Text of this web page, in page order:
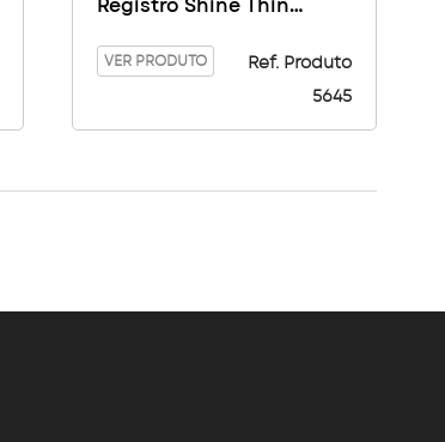
Registro Shine Thin
VER PRODUTO
Ref. Produto
5645